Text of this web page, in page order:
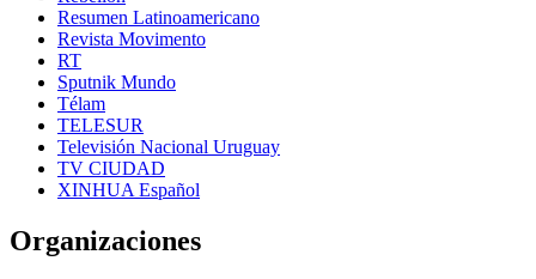
Resumen Latinoamericano
Revista Movimento
RT
Sputnik Mundo
Télam
TELESUR
Televisión Nacional Uruguay
TV CIUDAD
XINHUA Español
Organizaciones